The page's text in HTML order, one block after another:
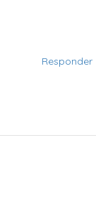
Responder